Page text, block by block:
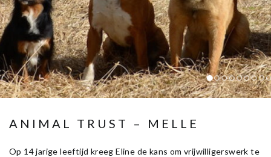
ANIMAL TRUST – MELLE
Op 14 jarige leeftijd kreeg Eline de kans om vrijwilligerswerk te